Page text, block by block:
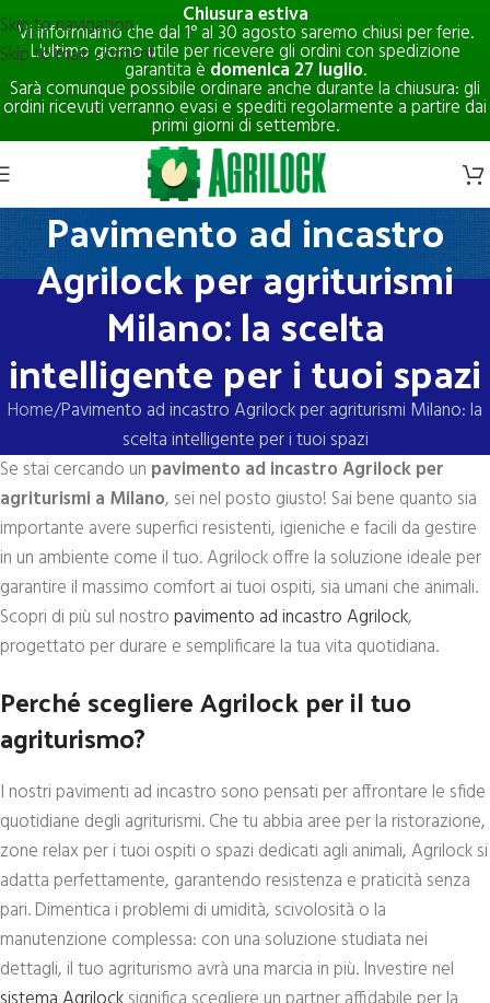
Chiusura estiva
Vi informiamo che dal 1° al 30 agosto saremo chiusi per ferie.
L'ultimo giorno utile per ricevere gli ordini con spedizione
garantita è domenica 27 luglio.
Sarà comunque possibile ordinare anche durante la chiusura: gli
ordini ricevuti verranno evasi e spediti regolarmente a partire dai
primi giorni di settembre.
Skip to navigation
Skip to main content
Pavimento ad incastro
Agrilock per agriturismi
Milano: la scelta
intelligente per i tuoi spazi
Home Pavimento ad incastro Agrilock per agriturismi Milano: la
scelta intelligente per i tuoi spazi
Se stai cercando un pavimento ad incastro Agrilock per
agriturismi a Milano, sei nel posto giusto! Sai bene quanto sia
importante avere superfici resistenti, igieniche e facili da gestire
in un ambiente come il tuo. Agrilock offre la soluzione ideale per
garantire il massimo comfort ai tuoi ospiti, sia umani che animali.
Scopri di più sul nostropavimento ad incastro Agrilock,
progettato per durare e semplificare la tua vita quotidiana.
Perché scegliere Agrilock per il tuo
agriturismo?
I nostri pavimenti ad incastro sono pensati per affrontare le sfide
quotidiane degli agriturismi. Che tu abbia aree per la ristorazione,
zone relax per i tuoi ospiti o spazi dedicati agli animali, Agrilock si
adatta perfettamente, garantendo resistenza e praticità senza
pari. Dimentica i problemi di umidità, scivolosità o la
manutenzione complessa: con una soluzione studiata nei
dettagli, il tuo agriturismo avrà una marcia in più. Investire nel